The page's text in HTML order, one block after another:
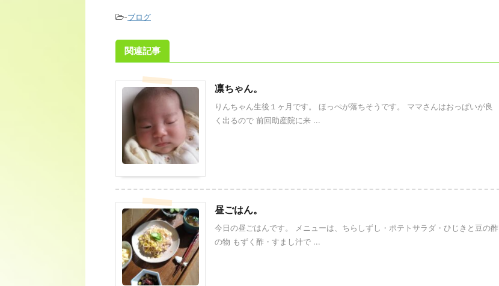
-ブログ
関連記事
凛ちゃん。
りんちゃん生後１ヶ月です。 ほっぺが落ちそうです。 ママさんはおっぱいが良
く出るので 前回助産院に来 ...
昼ごはん。
今日の昼ごはんです。 メニューは、ちらしずし・ポテトサラダ・ひじきと豆の酢
の物 もずく酢・すまし汁で ...